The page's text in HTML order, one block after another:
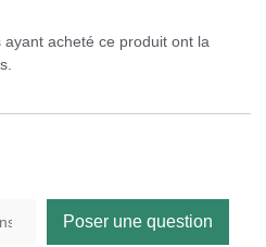
acheté ce produit ont la
Poser une question